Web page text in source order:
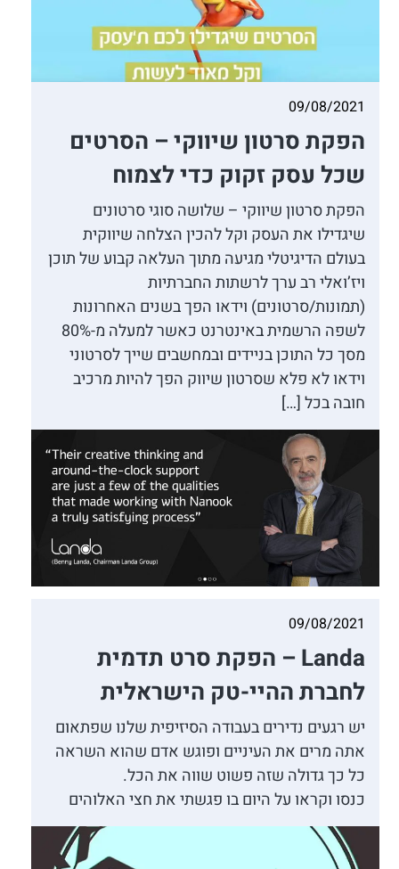
09/08/2021
הפקת סרטון שיווקי – הסרטים
שכל עסק זקוק כדי לצמוח
הפקת סרטון שיווקי – שלושה סוגי סרטונים
שיגדילו את העסק וקל להכין הצלחה שיווקית
בעולם הדיגיטלי מגיעה מתוך העלאה קבוע של תוכן
ויז’ואלי רב ערך לרשתות החברתיות
(תמונות/סרטונים) וידאו הפך בשנים האחרונות
לשפה הרשמית באינטרנט כאשר למעלה מ-80%
מסך כל התוכן בניידים ובמחשבים שייך לסרטוני
וידאו לא פלא שסרטון שיווק הפך להיות מרכיב
חובה בכל […]
09/08/2021
Landa – הפקת סרט תדמית
לחברת ההיי-טק הישראלית
יש רגעים נדירים בעבודה הסיזיפית שלנו שפתאום
אתה מרים את העיניים ופוגש אדם שהוא השראה
כל כך גדולה שזה פשוט שווה את הכל.
כנסו וקראו על היום בו פגשתי את חצי האלוהים